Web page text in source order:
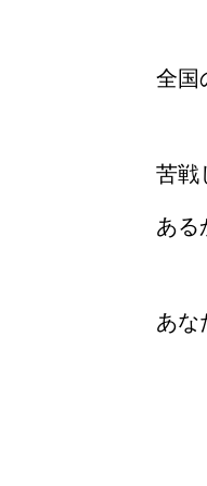
全国
苦戦
ある
あな